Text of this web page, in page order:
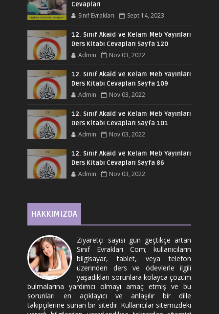
Cevapları
Sınıf Evrakları Sept 14, 2023
12. Sınıf Akaid ve Kelam Meb Yayınları
Ders Kitabı Cevapları Sayfa 120
Admin Nov 03, 2022
12. Sınıf Akaid ve Kelam Meb Yayınları
Ders Kitabı Cevapları Sayfa 109
Admin Nov 03, 2022
12. Sınıf Akaid ve Kelam Meb Yayınları
Ders Kitabı Cevapları Sayfa 101
Admin Nov 03, 2022
12. Sınıf Akaid ve Kelam Meb Yayınları
Ders Kitabı Cevapları Sayfa 86
Admin Nov 03, 2022
HAKKIMIZDA
Ziyaretçi sayısı gün geçtikçe artan
Sınıf Evrakları Com; kullanıcıların
bilgisayar, tablet, veya telefon
üzerinden ders ve ödevlerle ilgili
yaşadıkları sorunlara kolayca çözüm
bulmalarına yardımcı olmayı amaç etmiş ve bu
sorunları en açıklayıcı ve anlaşılır bir dille
takipçilerine sunan bir sitedir. Kullanıcılar sitemizdeki